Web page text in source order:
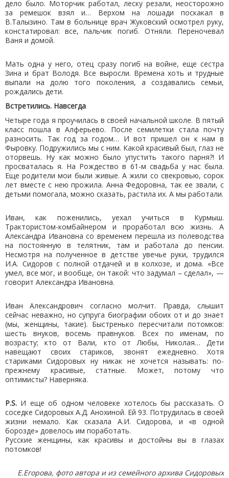
дело было. Моторчик работал, леску резали, неосторожно
за ремешок взял и… Верхом на лошади поскакал в
В.Талызино. Там в больнице врач Жуковский осмотрел руку,
констатировал: все, пальчик погиб. Отняли. Переночевал
Ваня и домой.
Мать одна у него, отец сразу погиб на войне, еще сестра
Зина и брат Володя. Все выросли. Времена хоть и трудные
выпали на долю того поколения, а создавались семьи,
рождались дети.
Встретились. Навсегда
Четыре года я проучилась в своей начальной школе. В пятый
класс пошла в Алферьево. После семилетки стала почту
разносить. Так год за годом… И вот пришел он к нам в
Фыровку. Подружились мы с ним. Какой красивый был, глаз не
оторвешь. Ну как можно было упустить такого парня?! И
просваталась я. На Рождество в 61-м свадьба у нас была.
Еще родители мои были живые. А жили со свекровью, сорок
лет вместе с нею прожила. Анна Федоровна, так ее звали, с
детьми помогала, можно сказать, растила их. А мы работали.
Иван, как поженились, уехал учиться в Курмыш.
Трактористом-комбайнером и проработал всю жизнь. А
Александра Ивановна со временем перешла из полеводства
на постоянную в телятник, там и работала до пенсии.
Несмотря на полученное в детстве увечье руки, трудился
И.А. Сидоров с полной отдачей и в колхозе, и дома. «Все
умел, все мог, и вообще, он такой: что задумал – сделал», —
говорит Александра Ивановна.
Иван Александрович согласно молчит. Правда, слышит
сейчас неважно, но супруга биографии обоих от и до знает
(мы, женщины, такие). Быстренько пересчитали потомков:
шесть внуков, восемь правнуков. Всех по именам, по
возрасту; кто от Вали, кто от Любы, Николая… Дети
навещают своих стариков, звонят ежедневно. Хотя
стариками Сидоровых ну никак не хочется называть: по-
прежнему красивые, статные. Может, потому что
оптимисты? Наверняка.
P.S. И еще об одном человеке хотелось бы рассказать. О
соседке Сидоровых А.Д. Анохиной. Ей 93. Потрудилась в своей
жизни немало. Как сказала А.И. Сидорова, и «в одной
борозде» довелось им поработать.
Русские женщины, как красивы и достойны вы в глазах
потомков!
Е.Егорова, фото автора и из семейного архива Сидоровых